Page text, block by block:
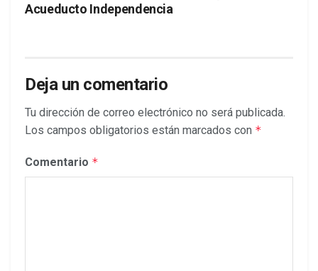
Acueducto Independencia
Deja un comentario
Tu dirección de correo electrónico no será publicada.
Los campos obligatorios están marcados con *
Comentario *